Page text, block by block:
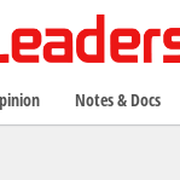
Notes & Docs